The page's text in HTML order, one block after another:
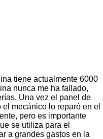
tiene actualmente 6000
nunca me ha fallado,
Una vez el panel de
mecánico lo reparó en el
pero es importante
se utiliza para el
a grandes gastos en la